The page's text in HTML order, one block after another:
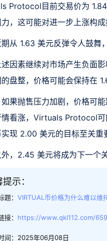
Protocol目前交易价为
，这可能对进一步上涨构成
从 1.63 美元反弹令人鼓舞
因素继续对市场产生负面
盘整，价格可能会保持在
果抛售压力加剧，价格可
看涨，Virtuals Protocol可
现 2.00 美元的目标至关重
，2.45 美元将成为下一个
示：
题： VIRTUAL币价格为什么难以维
接： https://www.qkl112.com/
间：2025年06月08日